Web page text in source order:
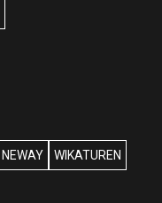
NEWAY WIKATUREN